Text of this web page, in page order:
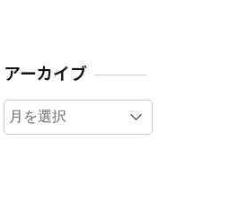
アーカイブ
ア
ー